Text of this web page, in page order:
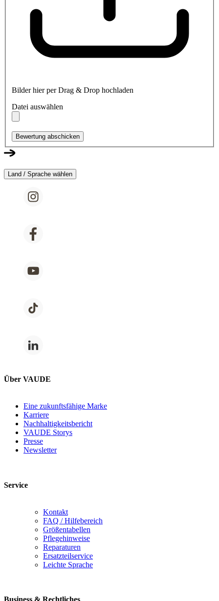
Bilder hier per Drag & Drop hochladen
Datei auswählen
Bewertung abschicken
Land / Sprache wählen
Über VAUDE
Eine zukunftsfähige Marke
Karriere
Nachhaltigkeitsbericht
VAUDE Storys
Presse
Newsletter
Service
Kontakt
FAQ / Hilfebereich
Größentabellen
Pflegehinweise
Reparaturen
Ersatzteilservice
Leichte Sprache